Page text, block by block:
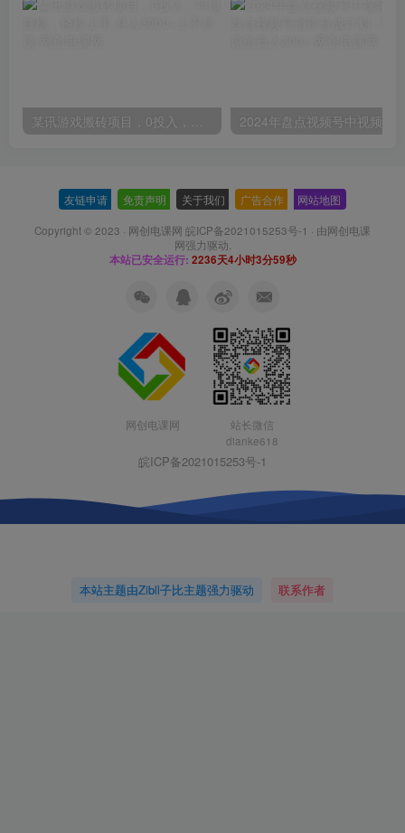
某讯游戏搬砖项目，0投入，可以挂机，轻松上手,月入3000+上不封顶
友链申请 免责声明 关于我们 广告合作 网站地图
Copyright © 2023 · 网创电课网 皖ICP备2021015253号-1 · 由网创电课
网强力驱动.
本站已安全运行: 2236天4小时3分59秒
网创电课网
站长微信
dianke618
皖ICP备2021015253号-1
本站主题由Zibll子比主题强力驱动 联系作者